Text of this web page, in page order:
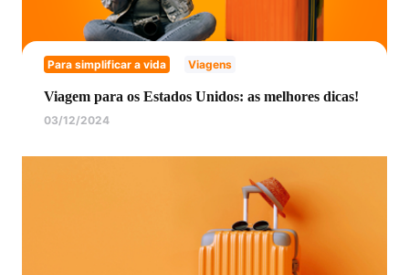
Para simplificar a vida Viagens
Viagem para os Estados Unidos: as melhores dicas!
03/12/2024